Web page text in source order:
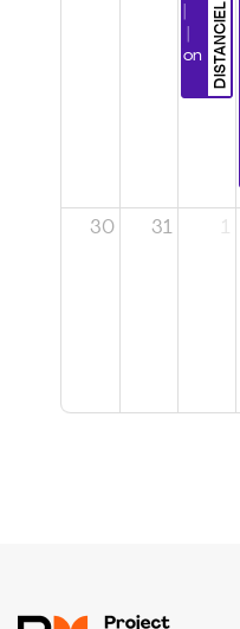
DISTANCIEL
Certification
30 31 1